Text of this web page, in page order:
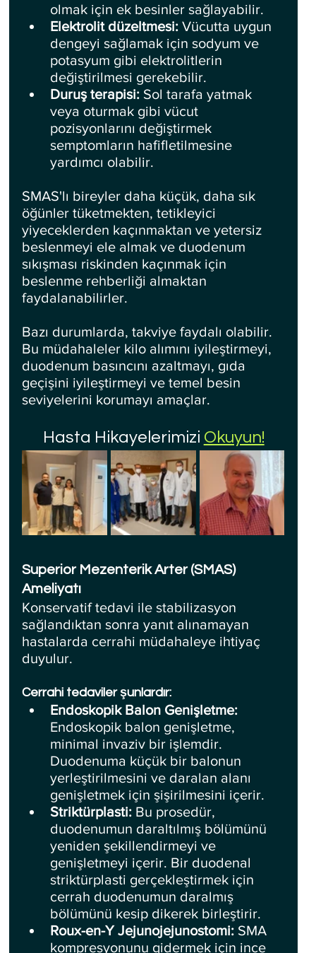
olmak için ek besinler sağlayabilir.
Elektrolit düzeltmesi: Vücutta uygun
dengeyi sağlamak için sodyum ve
potasyum gibi elektrolitlerin
değiştirilmesi gerekebilir.
Duruş terapisi: Sol tarafa yatmak
veya oturmak gibi vücut
pozisyonlarını değiştirmek
semptomların hafifletilmesine
yardımcı olabilir.
SMAS'lı bireyler daha küçük, daha sık
öğünler tüketmekten, tetikleyici
yiyeceklerden kaçınmaktan ve yetersiz
beslenmeyi ele almak ve duodenum
sıkışması riskinden kaçınmak için
beslenme rehberliği almaktan
faydalanabilirler.
Bazı durumlarda, takviye faydalı olabilir.
Bu müdahaleler kilo alımını iyileştirmeyi,
duodenum basıncını azaltmayı, gıda
geçişini iyileştirmeyi ve temel besin
seviyelerini korumayı amaçlar.
Hasta Hikayelerimizi Okuyun!
Superior Mezenterik Arter (SMAS)
Ameliyatı
Konservatif tedavi ile stabilizasyon
sağlandıktan sonra yanıt alınamayan
hastalarda cerrahi müdahaleye ihtiyaç
duyulur.
Cerrahi tedaviler şunlardır:
Endoskopik Balon Genişletme:
Endoskopik balon genişletme,
minimal invaziv bir işlemdir.
Duodenuma küçük bir balonun
yerleştirilmesini ve daralan alanı
genişletmek için şişirilmesini içerir.
Striktürplasti: Bu prosedür,
duodenumun daraltılmış bölümünü
yeniden şekillendirmeyi ve
genişletmeyi içerir. Bir duodenal
striktürplasti gerçekleştirmek için
cerrah duodenumun daralmış
bölümünü kesip dikerek birleştirir.
Roux-en-Y Jejunojejunostomi: SMA
kompresyonunu gidermek için ince